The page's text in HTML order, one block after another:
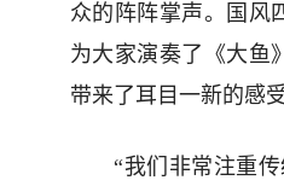
众的阵阵掌声。国风
为大家演奏了《大鱼
带来了耳目一新的感受
“我们非常注重